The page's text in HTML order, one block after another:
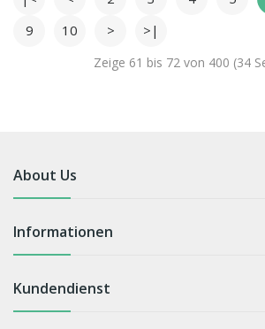
9
10 > >|
Zeige 61 bis 72 von 400 (34
About Us
Informationen
Kundendienst